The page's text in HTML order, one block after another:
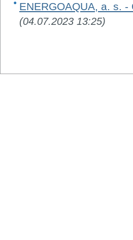
ENERGOAQUA, a. s.
(04.07.2023 13:25)